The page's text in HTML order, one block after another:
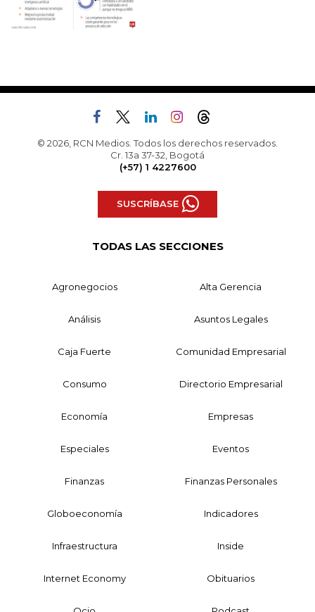
© 2026, RCN Medios. Todos los derechos reservados.
Cr. 13a 37-32, Bogotá
(+57) 1 4227600
SUSCRÍBASE
TODAS LAS SECCIONES
Agronegocios Alta Gerencia
Análisis Asuntos Legales
Caja Fuerte Comunidad Empresarial
Consumo Directorio Empresarial
Economía Empresas
Especiales Eventos
Finanzas Finanzas Personales
Globoeconomía Indicadores
Infraestructura Inside
Internet Economy Obituarios